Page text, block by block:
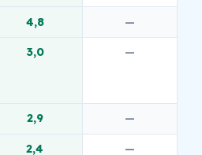
4,8 —
3,0 —
2,9 —
2,4 —